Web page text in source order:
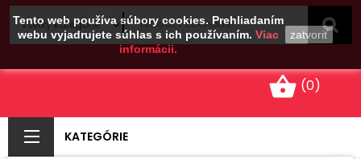
Tento web používa súbory cookies. Prehliadaním
webu vyjadrujete súhlas s ich používaním. Viac
informácii.
zatvoriť
shopping_basket (0)
KATEGÓRIE